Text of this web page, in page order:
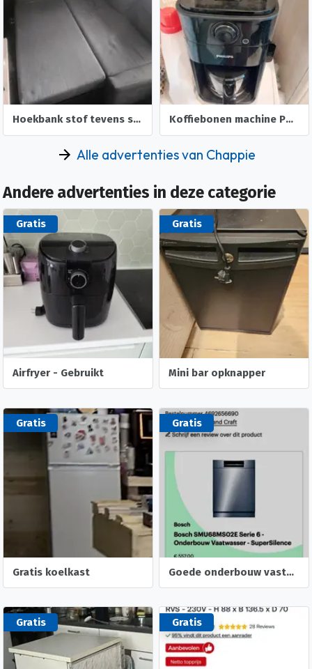
Koffiebonen machine Philips Airfryer 3.5 L van Berlinger Haus
Alle advertenties van Chappie
Andere advertenties in deze categorie
Gratis
Airfryer - Gebruikt
Gratis
Mini bar opknapper
Gratis
Gratis koelkast
Gratis
Goede onderbouw vastwasser
Gratis Gratis